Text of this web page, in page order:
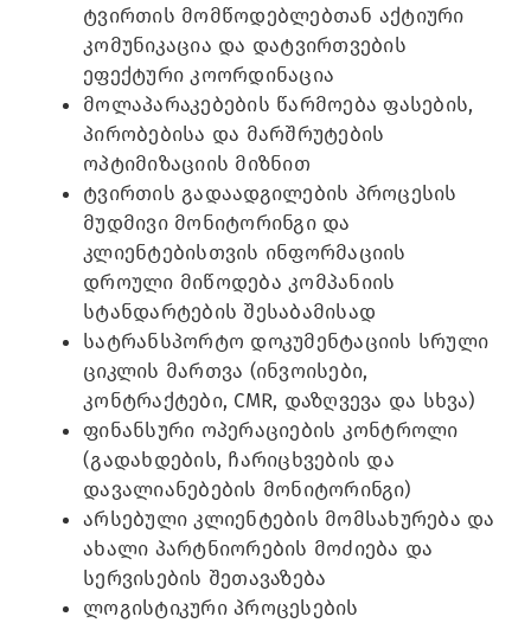
ტვირთის მომწოდებლებთან აქტიური
კომუნიკაცია და დატვირთვების
ეფექტური კოორდინაცია
მოლაპარაკებების წარმოება ფასების,
პირობებისა და მარშრუტების
ოპტიმიზაციის მიზნით
ტვირთის გადაადგილების პროცესის
მუდმივი მონიტორინგი და
კლიენტებისთვის ინფორმაციის
დროული მიწოდება კომპანიის
სტანდარტების შესაბამისად
სატრანსპორტო დოკუმენტაციის სრული
ციკლის მართვა (ინვოისები,
კონტრაქტები, CMR, დაზღვევა და სხვა)
ფინანსური ოპერაციების კონტროლი
(გადახდების, ჩარიცხვების და
დავალიანებების მონიტორინგი)
არსებული კლიენტების მომსახურება და
ახალი პარტნიორების მოძიება და
სერვისების შეთავაზება
ლოგისტიკური პროცესების